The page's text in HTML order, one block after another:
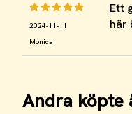
2024-11-11
Monica
Ett
här
Andra köpte